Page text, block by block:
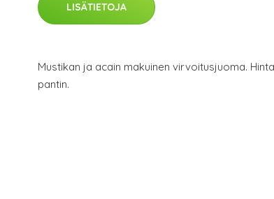
LISÄTIETOJA
Mustikan ja acain makuinen virvoitusjuoma.
pantin.